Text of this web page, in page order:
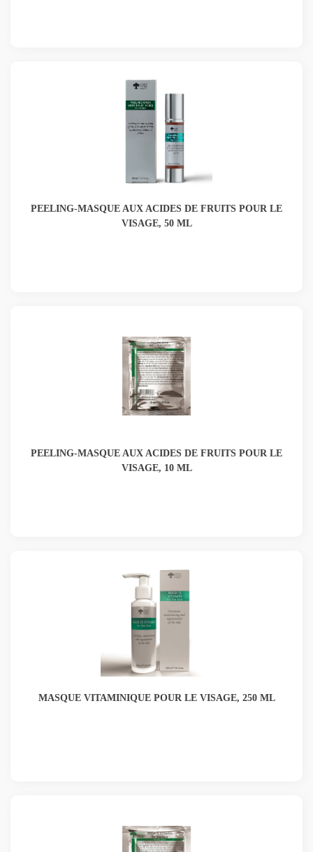
PEELING-MASQUE AUX ACIDES DE FRUITS POUR LE
VISAGE, 50 ML
PEELING-MASQUE AUX ACIDES DE FRUITS POUR LE
VISAGE, 10 ML
MASQUE VITAMINIQUE POUR LE VISAGE, 250 ML